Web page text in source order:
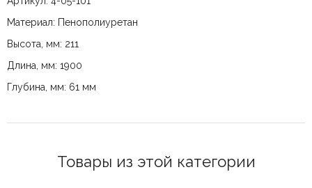
Материал: Пенополиуретан
Высота, мм: 211
Длина, мм: 1900
Глубина, мм: 61 мм
Товары из этой категории